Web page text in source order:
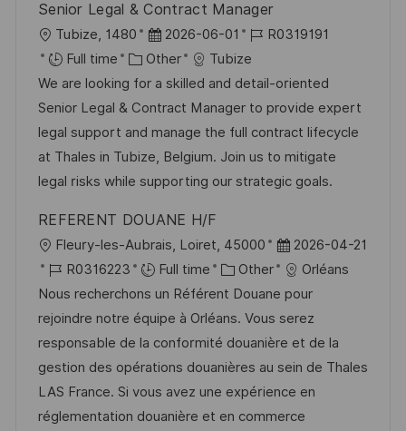
e
Senior Legal & Contract Manager
L
o
c
a
t
i
o
Tubize, 1480
P
o
s
t
e
d
D
t
e
2026-06-01
J
o
b
I
d
R0319191
Full time
C
a
t
e
g
o
y
Other
Tubize
We are looking for a skilled and detail-oriented
Senior Legal & Contract Manager to provide expert
legal support and manage the full contract lifecycle
at Thales in Tubize, Belgium. Join us to mitigate
legal risks while supporting our strategic goals.
REFERENT DOUANE H/F
L
o
c
a
t
i
o
n
Fleury-les-Aubrais, Loiret, 45000
P
o
s
t
e
d
D
a
2026-04-21
J
o
b
I
d
R0316223 Full time
C
a
t
e
g
o
r
Other
Orléans
Nous recherchons un Référent Douane pour
rejoindre notre équipe à Orléans. Vous serez
responsable de la conformité douanière et de la
gestion des opérations douanières au sein de Thales
LAS France. Si vous avez une expérience en
réglementation douanière et en commerce